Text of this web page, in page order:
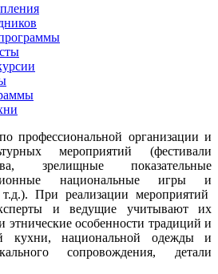
профессиональной организации и
мероприятий (фестивали
зрелищные показательные
национальные игры и
При реализации мероприятий
и ведущие учитывают их
этнические особенности традиций и
кухни, национальной одежды и
сопровождения, детали